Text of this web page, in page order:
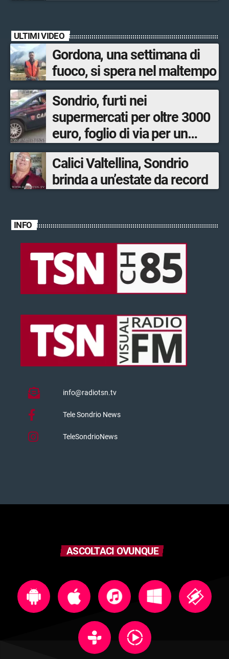
ULTIMI VIDEO
Gordona, una settimana di
fuoco, si spera nel maltempo
Sondrio, furti nei
supermercati per oltre 3000
euro, foglio di via per un
ventinovenne
Calici Valtellina, Sondrio
brinda a un’estate da record
INFO
info@radiotsn.tv
Tele Sondrio News
TeleSondrioNews
ASCOLTACI OVUNQUE